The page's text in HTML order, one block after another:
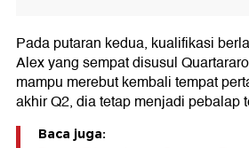
Pada putaran kedua, kualifikasi
Alex yang sempat disusul
mampu merebut kembali tempat
akhir Q2, dia tetap menjadi pebalap
Baca juga: